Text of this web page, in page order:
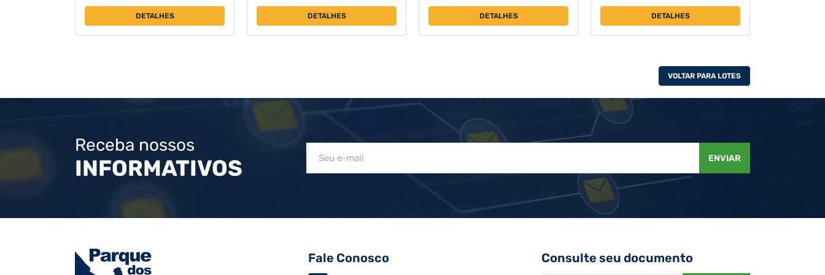
DETALHES DETALHES DETALHES DETALHES
VOLTAR PARA LOTES
Receba nossos
INFORMATIVOS ENVIAR
Fale Conosco Consulte seu documento